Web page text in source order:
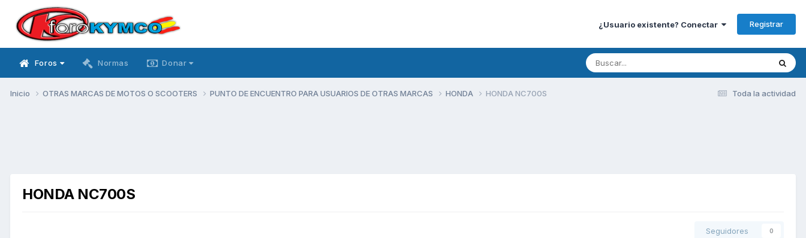
¿Usuario existente? Conectar Registrar
Foros Normas Donar
Toda la actividad
Inicio OTRAS MARCAS DE MOTOS O SCOOTERS PUNTO DE ENCUENTRO PARA USUARIOS DE OTRAS MARCAS HONDA HONDA NC700S
HONDA NC700S
Seguidores 0